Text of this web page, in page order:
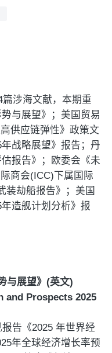
涉海文献，本期重
与展望》；美国贸易
供应链弹性》政策文
战略展望》报告；丹
报告》；欧委会《未
商会(ICC)下属国际
装劫船报告》；美国
造舰计划分析》报
与展望》(英文)
Prospects 2025
告《2025 年世界经
年全球经济增长率预